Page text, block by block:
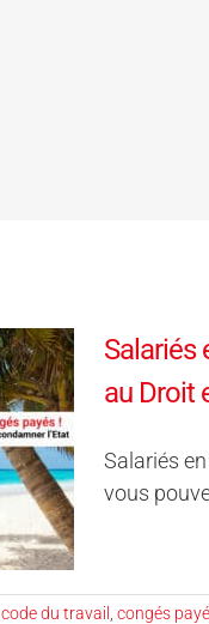
Salariés
au Droit
Salariés
vous
code du travail congés